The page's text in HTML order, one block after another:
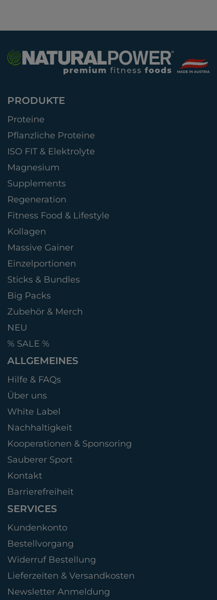
PRODUKTE
Proteine
Pflanzliche Proteine
ISO FIT & Elektrolyte
Magnesium
Supplements
Regeneration
Fitness Food & Lifestyle
Kollagen
Massive Gainer
Einzelportionen
Sticks & Bundles
Big Packs
Zubehör & Merch
NEU
% SALE %
ALLGEMEINES
Hilfe & FAQs
Über uns
White Label
Nachhaltigkeit
Kooperationen & Sponsoring
Sauberer Sport
Kontakt
Barrierefreiheit
SERVICES
Kundenkonto
Bestellvorgang
Widerruf Bestellung
Lieferzeiten & Versandkosten
Newsletter Anmeldung